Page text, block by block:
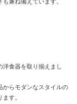
兼ね備えています。
食器を取り揃えまし
からモダンなスタイルの
す。